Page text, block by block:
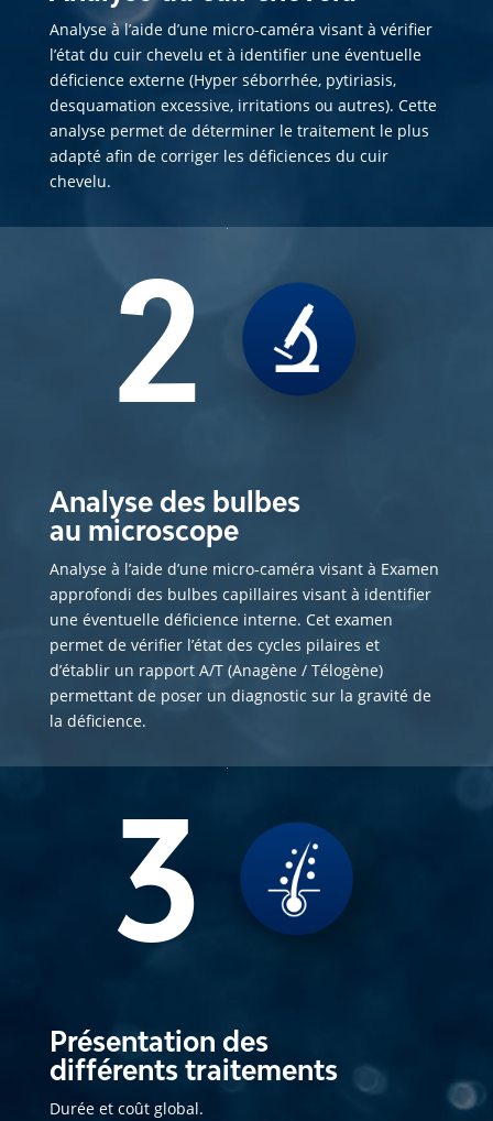
Analyse à l’aide d’une micro-caméra visant à vérifier
l’état du cuir chevelu et à identifier une éventuelle
déficience externe (Hyper séborrhée, pytiriasis,
desquamation excessive, irritations ou autres). Cette
analyse permet de déterminer le traitement le plus
adapté afin de corriger les déficiences du cuir
chevelu.
2
Analyse des bulbes
au microscope
Analyse à l’aide d’une micro-caméra visant à Examen
approfondi des bulbes capillaires visant à identifier
une éventuelle déficience interne. Cet examen
permet de vérifier l’état des cycles pilaires et
d’établir un rapport A/T (Anagène / Télogène)
permettant de poser un diagnostic sur la gravité de
la déficience.
3
Présentation des
différents traitements
Durée et coût global.